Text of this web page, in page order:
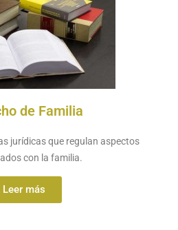
de Familia
jurídicas que regulan aspectos
con la familia.
Leer más